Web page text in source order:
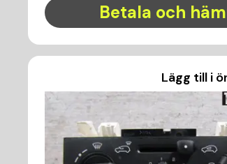
Betala och
Lägg till i